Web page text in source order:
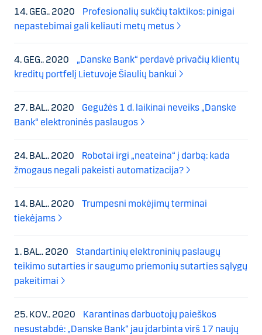
14. GEG.. 2020
Profesionalių sukčių taktikos: pinigai
nepastebimai gali keliauti metų metus
4. GEG.. 2020
„Danske Bank“ perdavė privačių klientų
kreditų portfelį Lietuvoje Šiaulių bankui
27. BAL.. 2020
Gegužės 1 d. laikinai neveiks „Danske
Bank“ elektroninės paslaugos
24. BAL.. 2020
Robotai irgi „neateina“ į darbą: kada
žmogaus negali pakeisti automatizacija?
14. BAL.. 2020
Trumpesni mokėjimų terminai
tiekėjams
1. BAL.. 2020
Standartinių elektroninių paslaugų
teikimo sutarties ir saugumo priemonių sutarties sąlygų
pakeitimai
25. KOV.. 2020
Karantinas darbuotojų paieškos
nesustabdė: „Danske Bank“ jau įdarbinta virš 17 naujų